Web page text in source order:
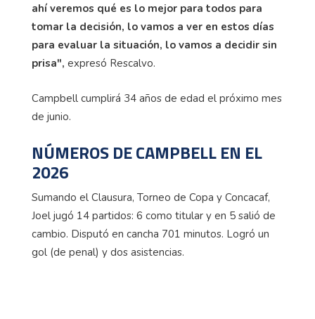
ahí veremos qué es lo mejor para todos para
tomar la decisión, lo vamos a ver en estos días
para evaluar la situación, lo vamos a decidir sin
prisa", expresó Rescalvo.
Campbell cumplirá 34 años de edad el próximo mes
de junio.
NÚMEROS DE CAMPBELL EN EL
2026
Sumando el Clausura, Torneo de Copa y Concacaf,
Joel jugó 14 partidos: 6 como titular y en 5 salió de
cambio. Disputó en cancha 701 minutos. Logró un
gol (de penal) y dos asistencias.